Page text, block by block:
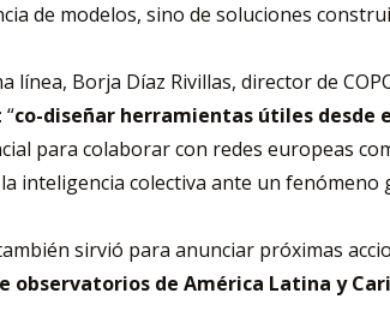
de modelos, sino de soluciones
línea, Borja Díaz Rivillas, director de
co-diseñar herramientas útiles desde
para colaborar con redes europeas
inteligencia colectiva ante un fenómeno
sirvió para anunciar próximas
observatorios de América Latina y